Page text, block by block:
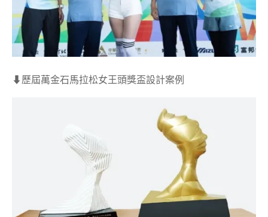
⬇︎歷屆萬金石馬拉松女王頭獎盃設計案例